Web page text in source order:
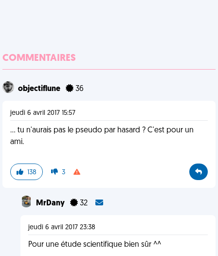
COMMENTAIRES
objectiflune 36
jeudi 6 avril 2017 15:57
... tu n'aurais pas le pseudo par hasard ? C'est pour un
ami.
138 3
MrDany 32
jeudi 6 avril 2017 23:38
Pour une étude scientifique bien sûr ^^